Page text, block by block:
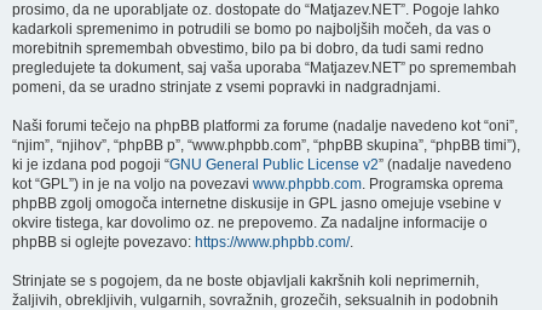
prosimo, da ne uporabljate oz. dostopate do “Matjazev.NET”. Pogoje lahko
kadarkoli spremenimo in potrudili se bomo po najboljših močeh, da vas o
morebitnih spremembah obvestimo, bilo pa bi dobro, da tudi sami redno
pregledujete ta dokument, saj vaša uporaba “Matjazev.NET” po spremembah
pomeni, da se uradno strinjate z vsemi popravki in nadgradnjami.
Naši forumi tečejo na phpBB platformi za forume (nadalje navedeno kot “oni”,
“njim”, “njihov”, “phpBB p”, “www.phpbb.com”, “phpBB skupina”, “phpBB timi”),
ki je izdana pod pogoji “GNU General Public License v2” (nadalje navedeno
kot “GPL”) in je na voljo na povezavi www.phpbb.com. Programska oprema
phpBB zgolj omogoča internetne diskusije in GPL jasno omejuje vsebine v
okvire tistega, kar dovolimo oz. ne prepovemo. Za nadaljne informacije o
phpBB si oglejte povezavo: https://www.phpbb.com/.
Strinjate se s pogojem, da ne boste objavljali kakršnih koli neprimernih,
žaljivih, obrekljivih, vulgarnih, sovražnih, grozečih, seksualnih in podobnih